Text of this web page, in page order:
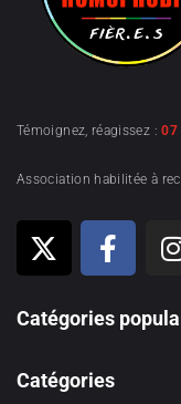
Témoignez, réagissez :07
Association habilitée à
Catégories
Catégories